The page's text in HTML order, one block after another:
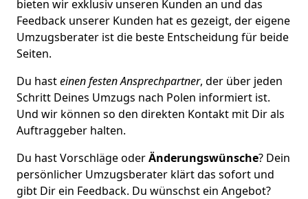
bieten wir exklusiv unseren Kunden an und das
Feedback unserer Kunden hat es gezeigt, der eigene
Umzugsberater ist die beste Entscheidung für beide
Seiten.
Du hasteinen festen Ansprechpartner, der über jeden
Schritt Deines Umzugs nach Polen informiert ist.
Und wir können so den direkten Kontakt mit Dir als
Auftraggeber halten.
Du hast Vorschläge oderÄnderungswünsche? Dein
persönlicher Umzugsberater klärt das sofort und
gibt Dir ein Feedback. Du wünschst ein Angebot?